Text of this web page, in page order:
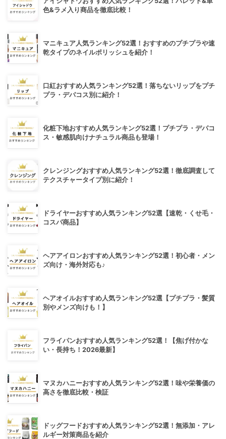
色&ラメ入り商品を徹底比較！
マニキュア人気ランキング52選！おすすめのプチプラや速
乾タイプのネイルポリッシュを紹介！
口紅おすすめ人気ランキング52選！落ちないリップをプチ
プラ・デパコス別に紹介！
化粧下地おすすめ人気ランキング52選！プチプラ・デパコ
ス・敏感肌向けナチュラル商品も登場！
クレンジングおすすめ人気ランキング52選！徹底調査して
テクスチャータイプ別に紹介！
ドライヤーおすすめ人気ランキング52選【速乾・くせ毛・
コスパ商品】
ヘアアイロンおすすめ人気ランキング52選！初心者・メン
ズ向け・海外対応も♪
ヘアオイルおすすめ人気ランキング52選【プチプラ・髪質
別やメンズ向けも！】
フライパンおすすめ人気ランキング52選！【焦げ付かな
い・長持ち！2026最新】
マヌカハニーおすすめ人気ランキング52選！味や栄養価の
高さを徹底比較・検証
ドッグフードおすすめ人気ランキング52選！無添加・アレ
ルギー対策商品を紹介